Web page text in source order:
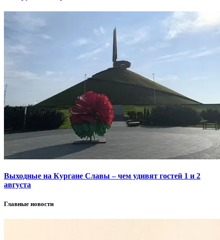
Выходные на Кургане Славы – чем удивят гостей 1 и 2
августа
Главные новости